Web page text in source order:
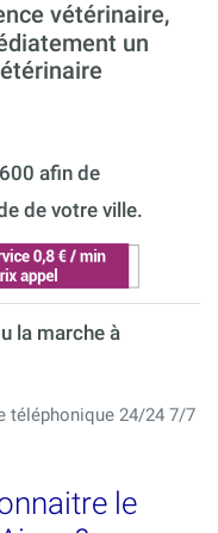
vétérinaire,
un
afin de
de votre ville.
la marche à
téléphonique 24/24 7/7
le